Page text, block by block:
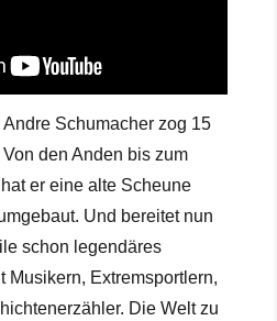
Schumacher zog 15
den Anden bis zum
er eine alte Scheune
Und bereitet nun
schon legendäres
Musikern, Extremsportlern,
Die Welt zu